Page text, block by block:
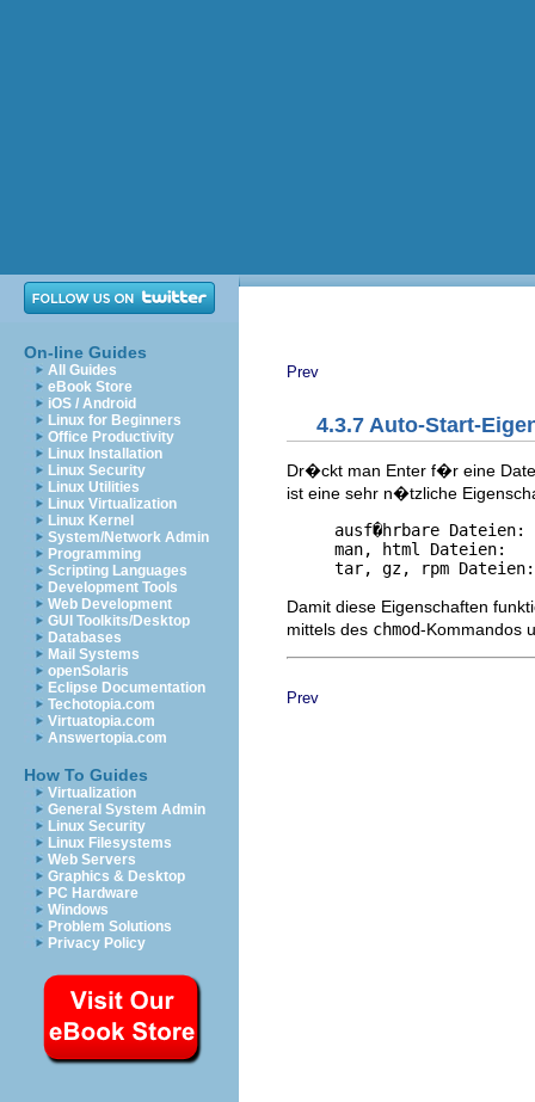
On-line Guides
All Guides
eBook Store
iOS / Android
Linux for Beginners
Office Productivity
Linux Installation
Linux Security
Linux Utilities
Linux Virtualization
Linux Kernel
System/Network Admin
Programming
Scripting Languages
Development Tools
Web Development
GUI Toolkits/Desktop
Databases
Mail Systems
openSolaris
Eclipse Documentation
Techotopia.com
Virtuatopia.com
Answertopia.com
How To Guides
Virtualization
General System Admin
Linux Security
Linux Filesystems
Web Servers
Graphics & Desktop
PC Hardware
Windows
Problem Solutions
Privacy Policy
Prev
4.3.7 Auto-Start-
Dr�ckt man Enter f�r eine
ist eine sehr n�tzliche
ausf�hrbare Dateien:
man, html Dateien:
Damit diese Eigenschaften
mittels des chmod-Kommandos
Prev